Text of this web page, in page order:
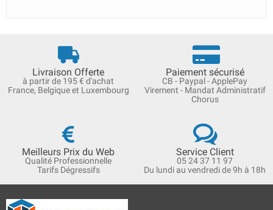
Livraison Offerte
à partir de 195 € d'achat
France, Belgique et Luxembourg
Paiement sécurisé
CB - Paypal - ApplePay
Virement - Mandat Administratif
Chorus
Meilleurs Prix du Web
Qualité Professionnelle
Tarifs Dégressifs
Service Client
05 24 37 11 97
Du lundi au vendredi de 9h à 18h